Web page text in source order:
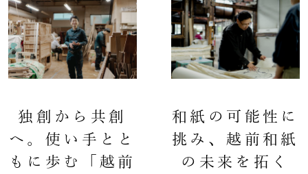
独創から共創
へ。使い手とと
もに歩む「越前
和紙の可能性に
挑み、越前和紙
の未来を拓く